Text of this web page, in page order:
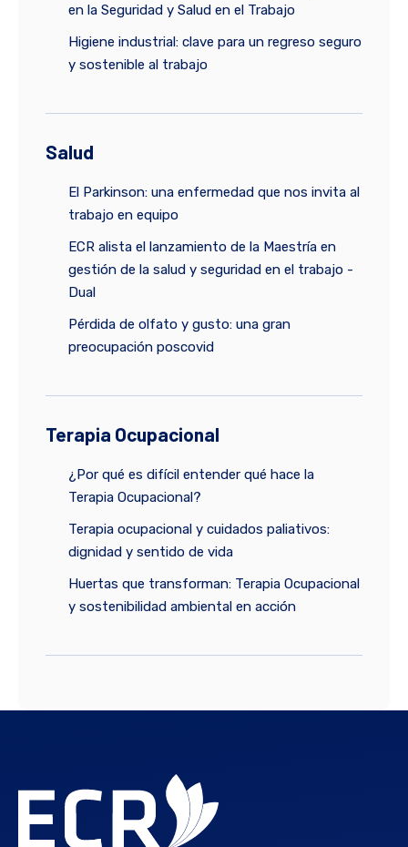
en la Seguridad y Salud en el Trabajo
Higiene industrial: clave para un regreso seguro
y sostenible al trabajo
Salud
El Parkinson: una enfermedad que nos invita al
trabajo en equipo
ECR alista el lanzamiento de la Maestría en
gestión de la salud y seguridad en el trabajo -
Dual
Pérdida de olfato y gusto: una gran
preocupación poscovid
Terapia Ocupacional
¿Por qué es difícil entender qué hace la
Terapia Ocupacional?
Terapia ocupacional y cuidados paliativos:
dignidad y sentido de vida
Huertas que transforman: Terapia Ocupacional
y sostenibilidad ambiental en acción